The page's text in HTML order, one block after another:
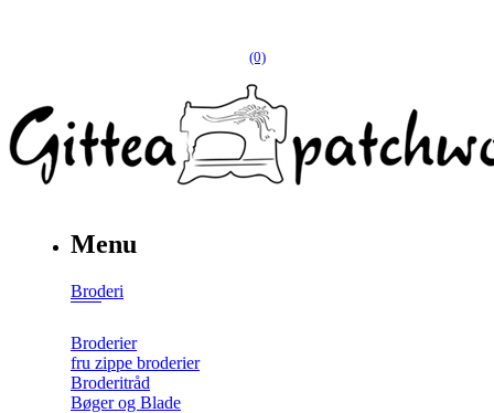
(0)
Menu
Broderi
Broderier
fru zippe broderier
Broderitråd
Bøger og Blade